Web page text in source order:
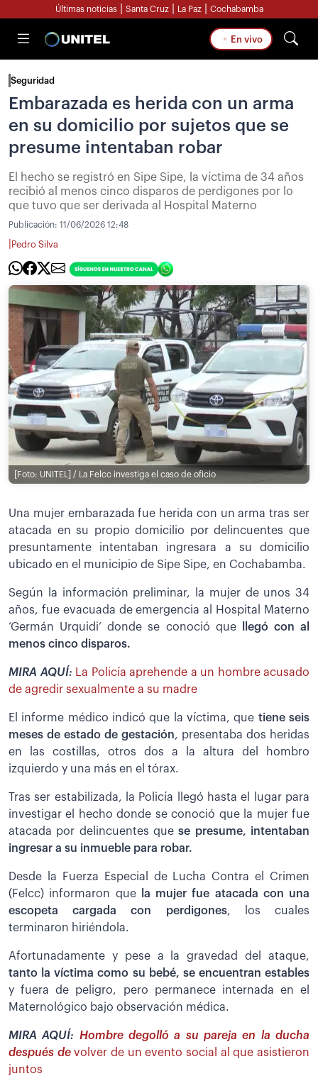
Últimas noticias Santa Cruz La Paz Cochabamba
En vivo
Seguridad
Embarazada es herida con un arma
en su domicilio por sujetos que se
presume intentaban robar
El hecho se registró en Sipe Sipe, la víctima de 34 años
recibió al menos cinco disparos de perdigones por lo
que tuvo que ser derivada al Hospital Materno
Publicación: 11/06/2026 12:48
Pedro Silva
[Foto: UNITEL] / La Felcc investiga el caso de oficio
Una mujer embarazada fue herida con un arma tras ser
atacada en su propio domicilio por delincuentes que
presuntamente intentaban ingresara a su domicilio
ubicado en el municipio de Sipe Sipe, en Cochabamba.
Según la información preliminar, la mujer de unos 34
años, fue evacuada de emergencia al Hospital Materno
‘Germán Urquidi’ donde se conoció que
llegó con al
menos cinco disparos.
MIRA AQUÍ: La Policía aprehende a un hombre acusado
de agredir sexualmente a su madre
El informe médico indicó que la víctima, que tiene seis
meses de estado de gestación, presentaba dos heridas
en las costillas, otros dos a la altura del hombro
izquierdo y una más en el tórax.
Tras ser estabilizada, la Policía llegó hasta el lugar para
investigar el hecho donde se conoció que la mujer fue
atacada por delincuentes quese presume, intentaban
ingresar a su inmueble para robar.
Desde la Fuerza Especial de Lucha Contra el Crimen
(Felcc) informaron quela mujer fue atacada con una
escopeta cargada con perdigones, los cuales
terminaron hiriéndola.
Afortunadamente y pese a la gravedad del ataque,
tanto la víctima como su bebé, se encuentran estables
y fuera de peligro, pero permanece internada en el
Maternológico bajo observación médica.
MIRA AQUÍ: Hombre degolló a su pareja en la ducha
después devolver de un evento social al que asistieron
juntos